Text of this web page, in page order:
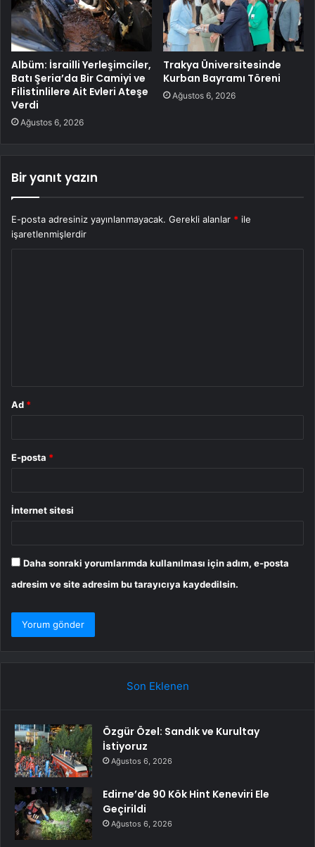
Albüm: İsrailli Yerleşimciler,
Batı Şeria’da Bir Camiyi ve
Filistinlilere Ait Evleri Ateşe
Verdi
Ağustos 6, 2026
Trakya Üniversitesinde
Kurban Bayramı Töreni
Ağustos 6, 2026
Bir yanıt yazın
E-posta adresiniz yayınlanmayacak. Gerekli alanlar * ile
işaretlenmişlerdir
Ad *
E-posta *
İnternet sitesi
Daha sonraki yorumlarımda kullanılması için adım, e-posta
adresim ve site adresim bu tarayıcıya kaydedilsin.
Son Eklenen
Özgür Özel: Sandık ve Kurultay
İstiyoruz
Ağustos 6, 2026
Edirne’de 90 Kök Hint Keneviri Ele
Geçirildi
Ağustos 6, 2026